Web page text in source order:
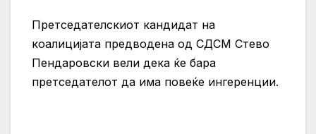
Претседателскиот кандидат на
коалицијата предводена од СДСМ Стево
Пендаровски вели дека ќе бара
претседателот да има повеќе ингеренции.